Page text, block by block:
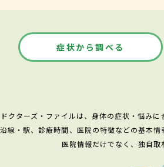
症状から調べる
ドクターズ・ファイルは、身体の症状・悩み
線・駅、診療時間、医院の特徴などの基本
医院情報だけでなく、独自取